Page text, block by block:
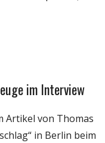
im Interview
Artikel von Thomas
in Berlin beim